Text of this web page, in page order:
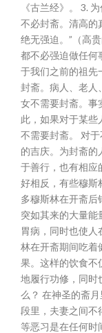
《古兰经》。 3.
不必封斋。清高的
绝无强迫。”（高
都不必强迫做任何
于我们之前的祖先
封斋。病人、老人
女不需要封斋。事
此，如果对于某些
不需要封斋。 对
的吉庆。为封斋的
于善行，也有相应
好相反，有些穆斯
多穆斯林在开斋后
突如其来的大量能
胃病，同时也使
林在开斋期间吃着
果。这样的饮食不
地履行功修，同时
么？ 在神圣的斋
段里，夫妻之间不
等恶习是在任何时